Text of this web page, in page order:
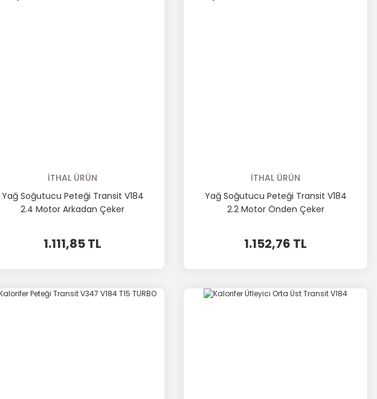
İTHAL ÜRÜN
Yağ Soğutucu Peteği Transit V184
2.4 Motor Arkadan Çeker
1.111,85 TL
İTHAL ÜRÜN
Yağ Soğutucu Peteği Transit V184
2.2 Motor Önden Çeker
1.152,76 TL